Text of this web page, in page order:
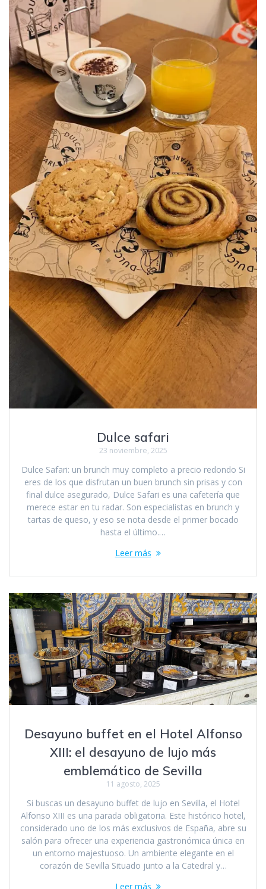
Dulce safari
23 noviembre, 2025
Dulce Safari: un brunch muy completo a precio redondo Si
eres de los que disfrutan un buen brunch sin prisas y con
final dulce asegurado, Dulce Safari es una cafetería que
merece estar en tu radar. Son especialistas en brunch y
tartas de queso, y eso se nota desde el primer bocado
hasta el último.…
Leer más
Desayuno buffet en el Hotel Alfonso
XIII: el desayuno de lujo más
emblemático de Sevilla
11 agosto, 2025
Si buscas un desayuno buffet de lujo en Sevilla, el Hotel
Alfonso XIII es una parada obligatoria. Este histórico hotel,
considerado uno de los más exclusivos de España, abre su
salón para ofrecer una experiencia gastronómica única en
un entorno majestuoso. Un ambiente elegante en el
corazón de Sevilla Situado junto a la Catedral y…
Leer más